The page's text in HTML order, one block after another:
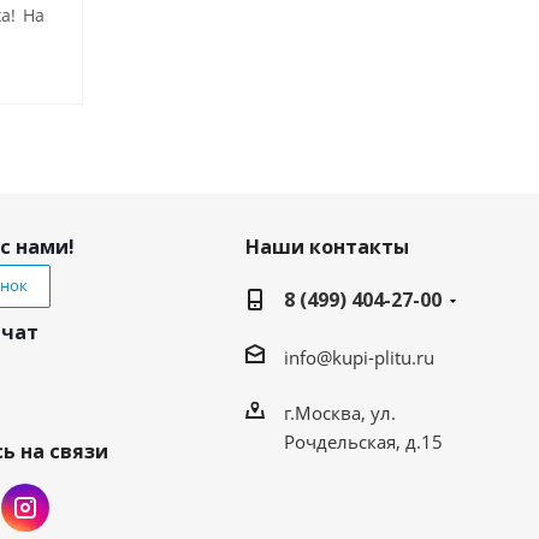
На
нами!
на связи
Наши контакты
8 (499) 404-27-00
info@kupi-plitu.ru
г.Москва, ул.
Рочдельская, д.15